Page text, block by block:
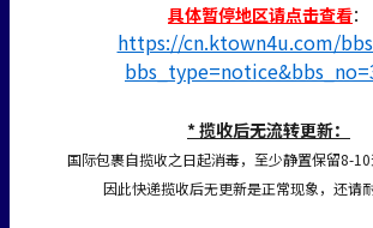
具体暂停地区请点击查看：
https://cn.ktown4u.com/
* 揽收后无流转更新：
国际包裹自揽收之日起消毒，至少静置保留8-10
因此快递揽收后无更新是正常现象，还请耐